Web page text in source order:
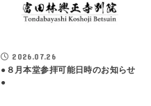
2026.07.26
●８月本堂参拝可能日時のお知らせ
●